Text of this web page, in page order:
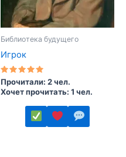
Библиотека будущего
Игрок
Оценка
5.00
из 5
Прочитали: 2 чел.
Хочет прочитать: 1 чел.